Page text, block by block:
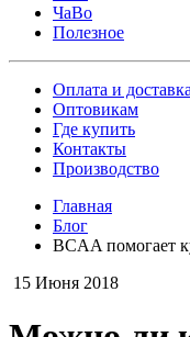
ЧаВо
Полезное
Оплата и доставка
Оптовикам
Где купить
Контакты
Производство
Главная
Блог
BCAA помогает
15 Июня 2018